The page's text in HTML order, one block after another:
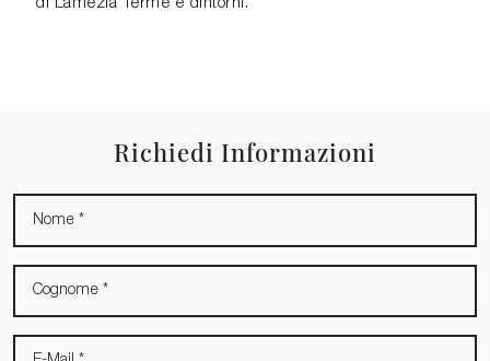
di Lamezia Terme e dintorni.
Richiedi Informazioni